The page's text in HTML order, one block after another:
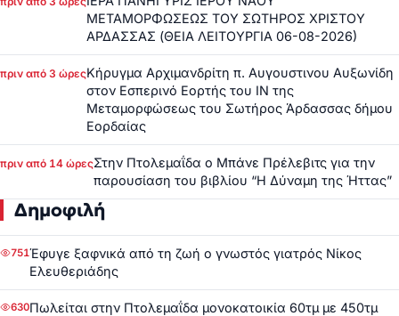
ΜΕΤΑΜΟΡΦΩΣΕΩΣ ΤΟΥ ΣΩΤΗΡΟΣ ΧΡΙΣΤΟΥ
ΑΡΔΑΣΣΑΣ (ΘΕΙΑ ΛΕΙΤΟΥΡΓΙΑ 06-08-2026)
πριν από 3 ώρεςΚήρυγμα Αρχιμανδρίτη π. Αυγουστινου Αυξωνίδη
στον Εσπερινό Εορτής του ΙΝ της
Μεταμορφώσεως του Σωτήρος Άρδασσας δήμου
Εορδαίας
πριν από 14 ώρεςΣτην Πτολεμαΐδα ο Μπάνε Πρέλεβιτς για την
παρουσίαση του βιβλίου “Η Δύναμη της Ήττας”
Δημοφιλή
751Έφυγε ξαφνικά από τη ζωή ο γνωστός γιατρός Νίκος
Ελευθεριάδης
630Πωλείται στην Πτολεμαΐδα μονοκατοικία 60τμ με 450τμ